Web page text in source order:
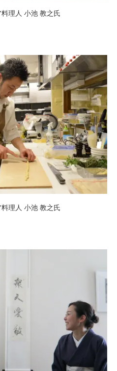
理人 小池 教之氏
理人 小池 教之氏